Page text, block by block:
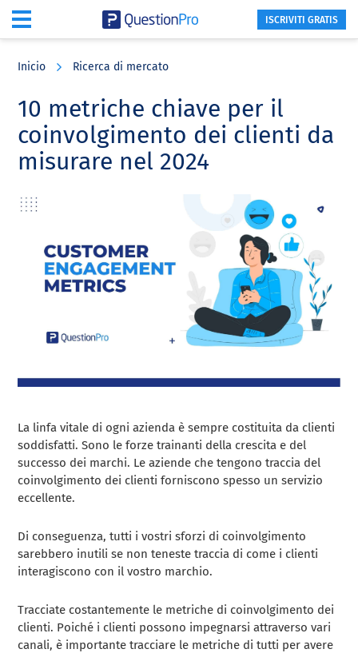
content
sidebar
ISCRIVITI GRATIS
Inicio Ricerca di mercato
10 metriche chiave per il
coinvolgimento dei clienti da
misurare nel 2024
La linfa vitale di ogni azienda è sempre costituita da clienti
soddisfatti. Sono le forze trainanti della crescita e del
successo dei marchi. Le aziende che tengono traccia del
coinvolgimento dei clienti forniscono spesso un servizio
eccellente.
Di conseguenza, tutti i vostri sforzi di coinvolgimento
sarebbero inutili se non teneste traccia di come i clienti
interagiscono con il vostro marchio.
Tracciate costantemente le metriche di coinvolgimento dei
clienti. Poiché i clienti possono impegnarsi attraverso vari
canali, è importante tracciare le metriche di tutti per avere